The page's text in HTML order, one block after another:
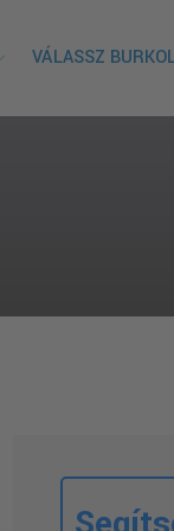
VÁLASSZ